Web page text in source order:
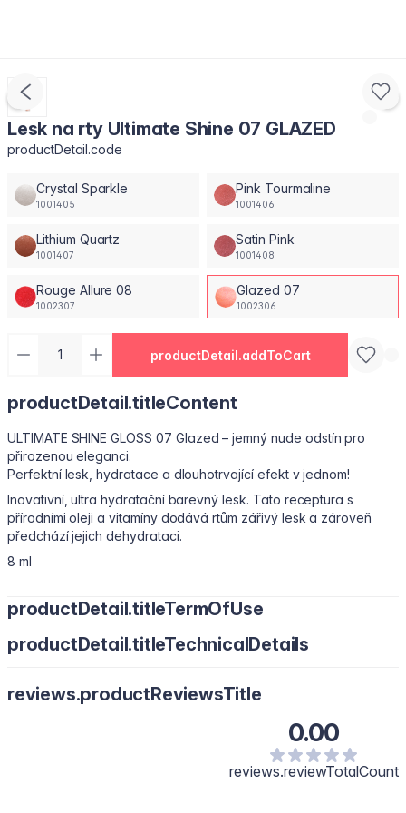
Lesk na rty Ultimate Shine 07 GLAZED
productDetail.code
Crystal Sparkle
1001405
Pink Tourmaline
1001406
Lithium Quartz
1001407
Satin Pink
1001408
Rouge Allure 08
1002307
Glazed 07
1002306
productDetail.addToCart
productDetail.titleContent
ULTIMATE SHINE GLOSS 07 Glazed – jemný nude odstín pro
přirozenou eleganci.
Perfektní lesk, hydratace a dlouhotrvající efekt v jednom!
Inovativní, ultra hydratační barevný lesk. Tato receptura s
přírodními oleji a vitamíny dodává rtům zářivý lesk a zároveň
předchází jejich dehydrataci.
8 ml
productDetail.titleTermOfUse
Nanášejte od středu rtů směrem k vnějšímu koutku. Upozornění:
Uchovávejte mimo dosah dětí.
productDetail.titleTechnicalDetails
Polyacyladipate-2, Octyldodecanol, Diisostearyl Malate,
Wax, Mica, Calcium Sodium Borosilicate, Butyrospermum Parkii
(Shea) Butter, Phenoxyethanol, Persea Gratissima (Avocado) Oil,
Astrocaryum Murumuru Seed Butter, Garcinia Indica Seed Butter,
reviews.productReviewsTitle
0.00
reviews.reviewTotalCount